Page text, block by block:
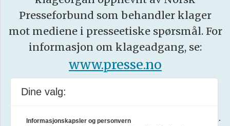
Presseforbund som behandler klager
mot mediene i presseetiske spørsmål. For
informasjon om klageadgang, se:
www.presse.no
Forsvarets forum er medlem av
Les mer iFormålsparagraf for Forsvarets forum .
Dine valg:
Informasjonskapsler og personvern